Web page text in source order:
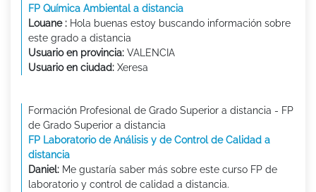
FP Química Ambiental a distancia
Louane : Hola buenas estoy buscando información sobre
este grado a distancia
Usuario en provincia: VALENCIA
Usuario en ciudad: Xeresa
Formación Profesional de Grado Superior a distancia - FP
de Grado Superior a distancia
FP Laboratorio de Análisis y de Control de Calidad a
distancia
Daniel: Me gustaría saber más sobre este curso FP de
laboratorio y control de calidad a distancia.